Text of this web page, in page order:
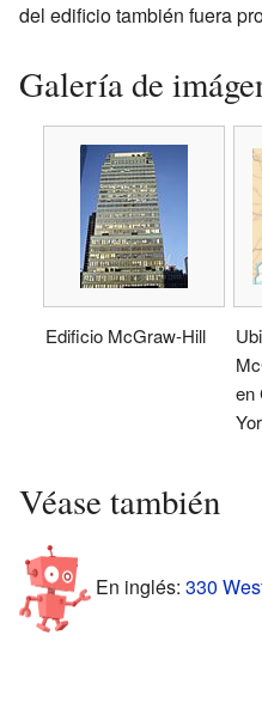
del edificio también fuera
Galería de
Edificio McGraw-Hill
en
Véase también
En inglés: 330